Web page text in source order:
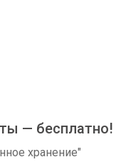
— бесплатно!
хранение"